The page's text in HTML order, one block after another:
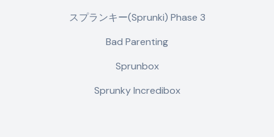
スプランキー(Sprunki) Phase 3
Bad Parenting
Sprunbox
Sprunky Incredibox